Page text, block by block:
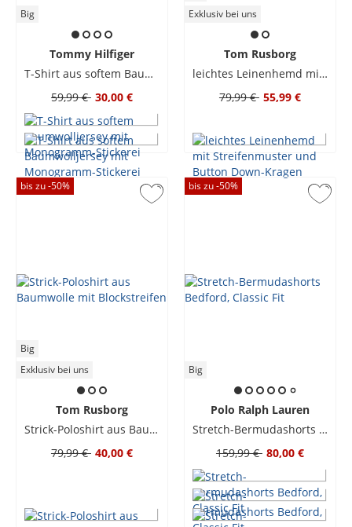
Big
Tommy Hilfiger
T-Shirt aus softem Baumwolljersey mit Monogramm-Stickerei
59,99 € 30,00 €
Exklusiv bei uns
Tom Rusborg
leichtes Leinenhemd mit Streifenmuster und Button Down-Kragen
79,99 € 55,99 €
bis zu -50%
Big
Exklusiv bei uns
Tom Rusborg
Strick-Poloshirt aus Baumwolle mit Blockstreifen
79,99 € 40,00 €
bis zu -50%
Big
Polo Ralph Lauren
Stretch-Bermudashorts Bedford, Classic Fit
159,99 € 80,00 €